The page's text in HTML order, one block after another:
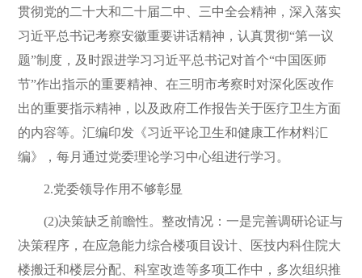
贯彻党的二十大和二十届二中、三中全会精神，深入落实
习近平总书记考察安徽重要讲话精神，认真贯彻“第一议
题”制度，及时跟进学习习近平总书记对首个“中国医师
节”作出指示的重要精神、在三明市考察时对深化医改作
出的重要指示精神，以及政府工作报告关于医疗卫生方面
的内容等。汇编印发《习近平论卫生和健康工作材料汇
编》，每月通过党委理论学习中心组进行学习。
2.党委领导作用不够彰显
(2)决策缺乏前瞻性。整改情况：一是完善调研论证与
决策程序，在应急能力综合楼项目设计、医技内科住院大
楼搬迁和楼层分配、科室改造等多项工作中，多次组织推